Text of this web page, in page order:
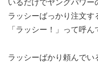
いるだけでヤングパワ
ラッシーばっかり注文す
「ラッシー！」って呼ん
ラッシーばかり頼んでい